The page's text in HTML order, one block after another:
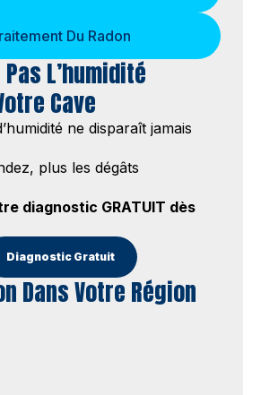
Du Radon
L’humidité
Cave
ne disparaît jamais
plus les dégâts
diagnostic GRATUIT dès
Diagnostic Gratuit
Dans Votre Région